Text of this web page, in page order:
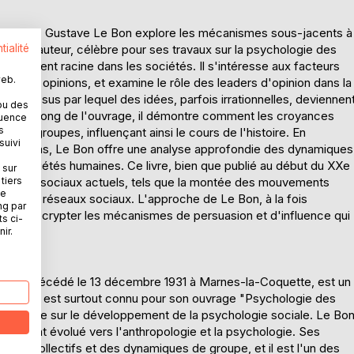
Gustave Le Bon explore les mécanismes sous-jacents à
L'auteur, célèbre pour ses travaux sur la psychologie des
racine dans les sociétés. Il s'intéresse aux facteurs
les opinions, et examine le rôle des leaders d'opinion dans la
par lequel des idées, parfois irrationnelles,
au long de l'ouvrage, il démontre comment les croyances
groupes, influençant ainsi le cours de l'histoire. En
Le Bon offre une analyse approfondie des dynamiques
sociétés humaines. Ce livre, bien que publié au début du XXe
sociaux actuels, tels que la montée des mouvements
les réseaux sociaux. L'approche de Le Bon, à la fois
décrypter les mécanismes de persuasion et d'influence qui
et décédé le 13 décembre 1931 à Marnes-la-Coquette, est un
Il est surtout connu pour son ouvrage "Psychologie des
sur le développement de la psychologie sociale. Le Bon
évolué vers l'anthropologie et la psychologie. Ses
collectifs et des dynamiques de groupe, et il est l'un des
des
par
ci-